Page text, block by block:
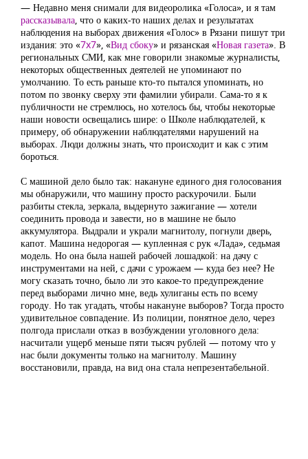
— Недавно меня снимали для видеоролика «Голоса», и я там
рассказывала, что о каких-то наших делах и результатах
наблюдения на выборах движения «Голос» в Рязани пишут три
издания: это «7x7», «Вид сбоку» и рязанская «Новая газета». В
региональных СМИ, как мне говорили знакомые журналисты,
некоторых общественных деятелей не упоминают по
умолчанию. То есть раньше кто-то пытался упоминать, но
потом по звонку сверху эти фамилии убирали. Сама-то я к
публичности не стремлюсь, но хотелось бы, чтобы некоторые
наши новости освещались шире: о Школе наблюдателей, к
примеру, об обнаружении наблюдателями нарушений на
выборах. Люди должны знать, что происходит и как с этим
бороться.
С машиной дело было так: накануне единого дня голосования
мы обнаружили, что машину просто раскурочили. Были
разбиты стекла, зеркала, выдернуто зажигание — хотели
соединить провода и завести, но в машине не было
аккумулятора. Выдрали и украли магнитолу, погнули дверь,
капот. Машина недорогая — купленная с рук «Лада», седьмая
модель. Но она была нашей рабочей лошадкой: на дачу с
инструментами на ней, с дачи с урожаем — куда без нее? Не
могу сказать точно, было ли это какое-то предупреждение
перед выборами лично мне, ведь хулиганы есть по всему
городу. Но так угадать, чтобы накануне выборов? Тогда просто
удивительное совпадение. Из полиции, понятное дело, через
полгода прислали отказ в возбуждении уголовного дела:
насчитали ущерб меньше пяти тысяч рублей — потому что у
нас были документы только на магнитолу. Машину
восстановили, правда, на вид она стала непрезентабельной.